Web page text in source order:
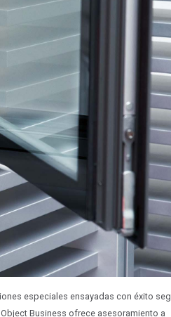
especiales ensayadas con éxito
Business ofrece asesoramiento a